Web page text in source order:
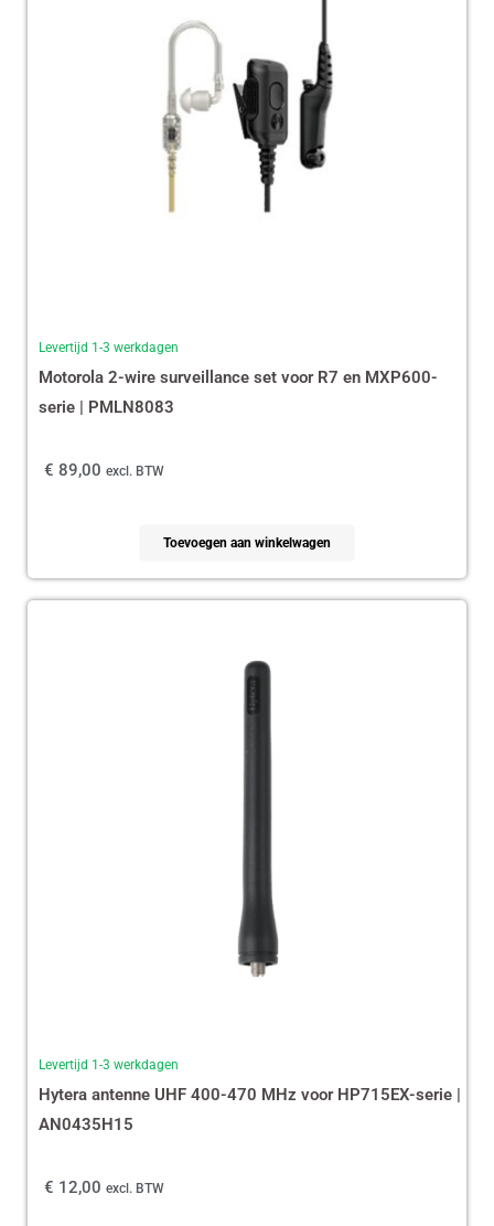
Levertijd 1-3 werkdagen
Motorola 2-wire surveillance set voor R7 en MXP600-
serie | PMLN8083
€ 89,00 excl. BTW
Toevoegen aan winkelwagen
Levertijd 1-3 werkdagen
Hytera antenne UHF 400-470 MHz voor HP715EX-serie |
AN0435H15
€ 12,00 excl. BTW